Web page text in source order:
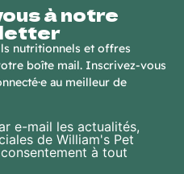
à notre
nutritionnels et offres
boîte mail. Inscrivez-vous
au meilleur de
e-mail les actualités,
de William's Pet
à tout